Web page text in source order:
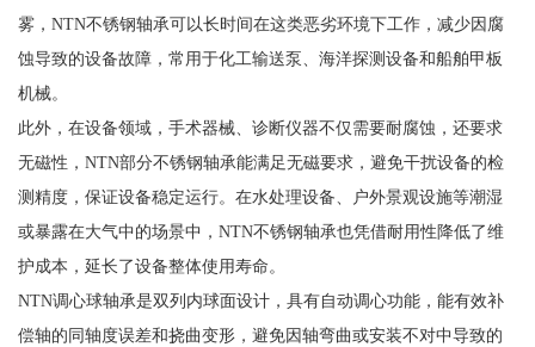
雾，NTN不锈钢轴承可以长时间在这类恶劣环境下工作，减少因腐
蚀导致的设备故障，常用于化工输送泵、海洋探测设备和船舶甲板
机械。
此外，在设备领域，手术器械、诊断仪器不仅需要耐腐蚀，还要求
无磁性，NTN部分不锈钢轴承能满足无磁要求，避免干扰设备的检
测精度，保证设备稳定运行。在水处理设备、户外景观设施等潮湿
或暴露在大气中的场景中，NTN不锈钢轴承也凭借耐用性降低了维
护成本，延长了设备整体使用寿命。
NTN调心球轴承是双列内球面设计，具有自动调心功能，能有效补
偿轴的同轴度误差和挠曲变形，避免因轴弯曲或安装不对中导致的